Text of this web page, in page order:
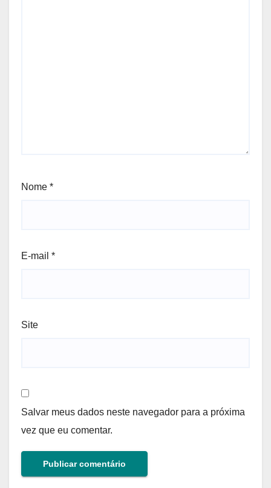
Nome *
E-mail *
Site
Salvar meus dados neste navegador para a próxima
vez que eu comentar.